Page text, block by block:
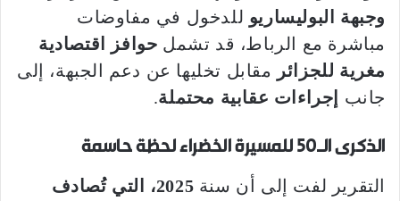
وجبهة البوليساريو للدخول في مفاوضات
مباشرة مع الرباط، قد تشمل حوافز اقتصادية
مغرية للجزائر
مقابل تخليها عن دعم الجبهة، إلى
جانب
إجراءات عقابية محتملة.
الذكرى الـ50 للمسيرة الخضراء لحظة حاسمة
التقرير لفت إلى أن سنة
2025، التي تُصادف